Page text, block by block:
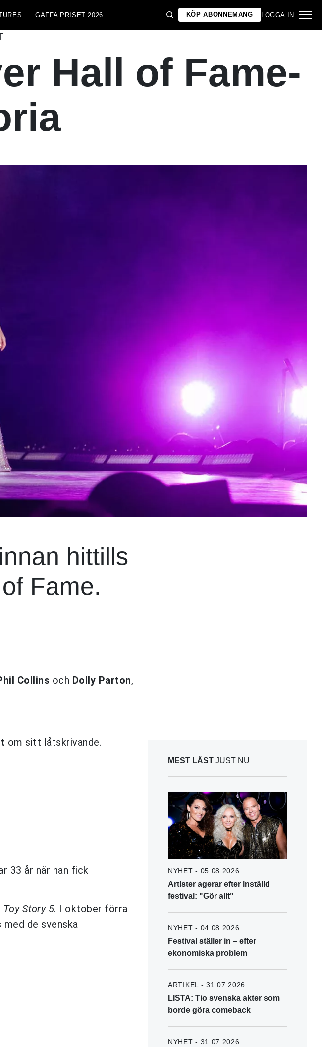
GAFFA PRISET 2026 KÖP ABONNEMANG LOGGA IN
Hall of Fame-
hittills
Fame.
Collins och Dolly Parton,
om sitt låtskrivande.
33 år när han fick
Toy Story 5. I oktober förra
de svenska
MEST LÄST JUST NU
NYHET - 05.08.2026
Artister agerar efter inställd
festival: "Gör allt"
NYHET - 04.08.2026
Festival ställer in – efter
ekonomiska problem
ARTIKEL - 31.07.2026
LISTA: Tio svenska akter som
borde göra comeback
NYHET - 31.07.2026